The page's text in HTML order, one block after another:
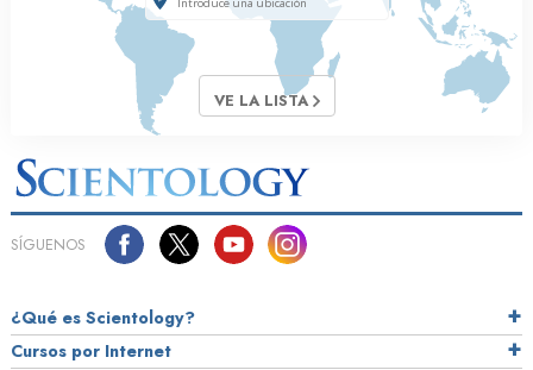
VE LA LISTA
SÍGUENOS
¿Qué es Scientology?
Cursos por Internet